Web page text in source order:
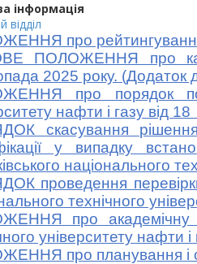
інформація
відділ
про рейтингування
ПОЛОЖЕННЯ про
2025 року. (Додаток
про порядок
нафти і газу від
скасування рішення
у випадку
національного
проведення перевірки
технічного
про академічну
університету нафти
про планування і